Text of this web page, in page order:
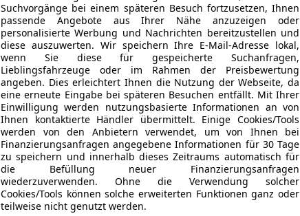
Suchvorgänge bei einem späteren Besuch fortzusetzen, Ihnen
passende Angebote aus Ihrer Nähe anzuzeigen oder
personalisierte Werbung und Nachrichten bereitzustellen und
diese auszuwerten. Wir speichern Ihre E-Mail-Adresse lokal,
wenn Sie diese für gespeicherte Suchanfragen,
Lieblingsfahrzeuge oder im Rahmen der Preisbewertung
angeben. Dies erleichtert Ihnen die Nutzung der Webseite, da
eine erneute Eingabe bei späteren Besuchen entfällt. Mit Ihrer
Einwilligung werden nutzungsbasierte Informationen an von
Ihnen kontaktierte Händler übermittelt. Einige Cookies/Tools
werden von den Anbietern verwendet, um von Ihnen bei
Finanzierungsanfragen angegebene Informationen für 30 Tage
zu speichern und innerhalb dieses Zeitraums automatisch für
die Befüllung neuer Finanzierungsanfragen
wiederzuverwenden. Ohne die Verwendung solcher
Cookies/Tools können solche erweiterten Funktionen ganz oder
teilweise nicht genutzt werden.